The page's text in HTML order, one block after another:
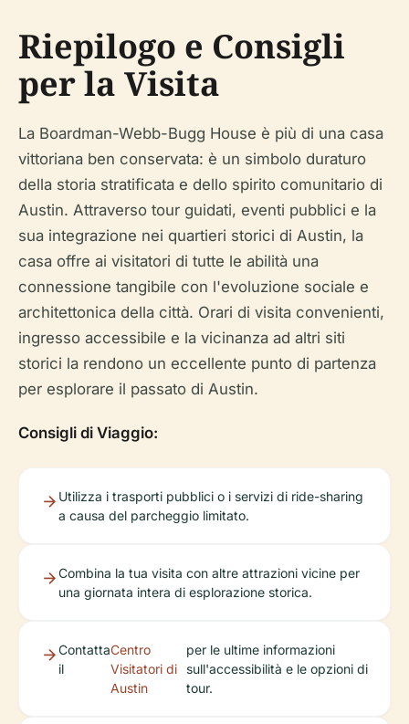
Riepilogo e Consigli
per la Visita
La Boardman-Webb-Bugg House è più di una casa
vittoriana ben conservata: è un simbolo duraturo
della storia stratificata e dello spirito comunitario di
Austin. Attraverso tour guidati, eventi pubblici e la
sua integrazione nei quartieri storici di Austin, la
casa offre ai visitatori di tutte le abilità una
connessione tangibile con l'evoluzione sociale e
architettonica della città. Orari di visita convenienti,
ingresso accessibile e la vicinanza ad altri siti
storici la rendono un eccellente punto di partenza
per esplorare il passato di Austin.
Consigli di Viaggio:
Utilizza i trasporti pubblici o i servizi di ride-sharing
a causa del parcheggio limitato.
Combina la tua visita con altre attrazioni vicine per
una giornata intera di esplorazione storica.
Contatta
il
Centro
Visitatori di
Austin
per le ultime informazioni
sull'accessibilità e le opzioni di
tour.